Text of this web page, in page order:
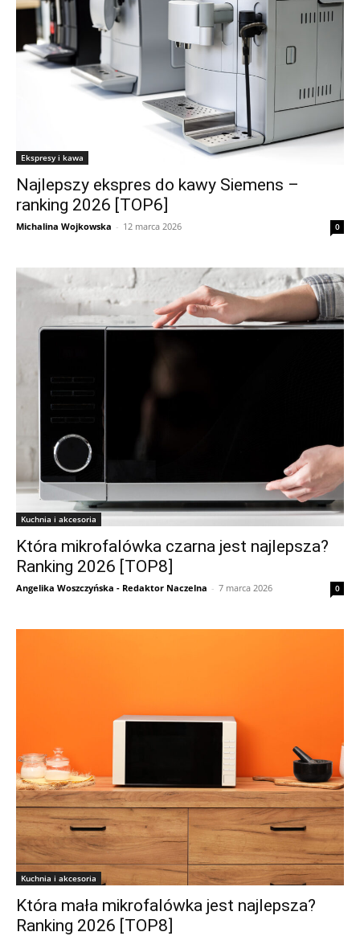
Ekspresy i kawa
Najlepszy ekspres do kawy Siemens –
ranking 2026 [TOP6]
Michalina Wojkowska - 12 marca 2026 0
Kuchnia i akcesoria
Która mikrofalówka czarna jest najlepsza?
Ranking 2026 [TOP8]
Angelika Woszczyńska - Redaktor Naczelna - 7 marca 2026 0
Kuchnia i akcesoria
Która mała mikrofalówka jest najlepsza?
Ranking 2026 [TOP8]